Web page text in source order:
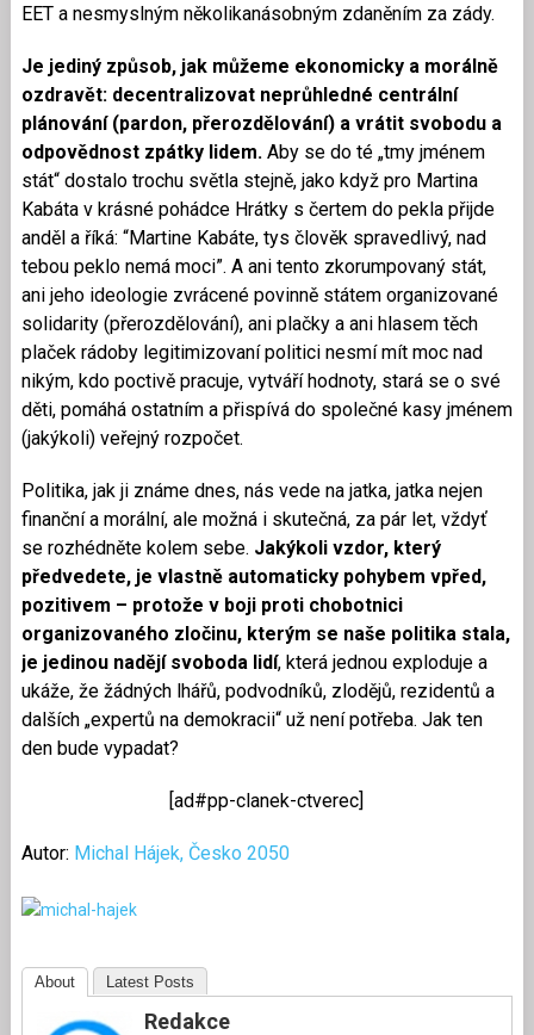
EET a nesmyslným několikanásobným zdaněním za zády.
Je jediný způsob, jak můžeme ekonomicky a morálně
ozdravět: decentralizovat neprůhledné centrální
plánování (pardon, přerozdělování) a vrátit svobodu a
odpovědnost zpátky lidem. Aby se do té „tmy jménem
stát“ dostalo trochu světla stejně, jako když pro Martina
Kabáta v krásné pohádce Hrátky s čertem do pekla přijde
anděl a říká: “Martine Kabáte, tys člověk spravedlivý, nad
tebou peklo nemá moci”. A ani tento zkorumpovaný stát,
ani jeho ideologie zvrácené povinně státem organizované
solidarity (přerozdělování), ani plačky a ani hlasem těch
plaček rádoby legitimizovaní politici nesmí mít moc nad
nikým, kdo poctivě pracuje, vytváří hodnoty, stará se o své
děti, pomáhá ostatním a přispívá do společné kasy jménem
(jakýkoli) veřejný rozpočet.
Politika, jak ji známe dnes, nás vede na jatka, jatka nejen
finanční a morální, ale možná i skutečná, za pár let, vždyť
se rozhédněte kolem sebe. Jakýkoli vzdor, který
předvedete, je vlastně automaticky pohybem vpřed,
pozitivem – protože v boji proti chobotnici
organizovaného zločinu, kterým se naše politika stala,
je jedinou nadějí svoboda lidí, která jednou exploduje a
ukáže, že žádných lhářů, podvodníků, zlodějů, rezidentů a
dalších „expertů na demokracii“ už není potřeba. Jak ten
den bude vypadat?
[ad#pp-clanek-ctverec]
Autor: Michal Hájek, Česko 2050
About Latest Posts
Redakce